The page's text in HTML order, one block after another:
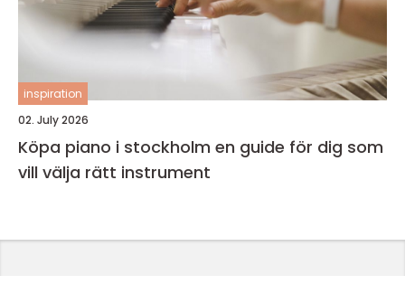
inspiration
02. July 2026
Köpa piano i stockholm en guide för dig som
vill välja rätt instrument